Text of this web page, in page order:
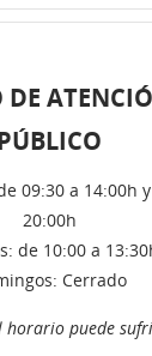
DE
09:30 a 14:00h
20:00h
de 10:00 a
Cerrado
horario puede